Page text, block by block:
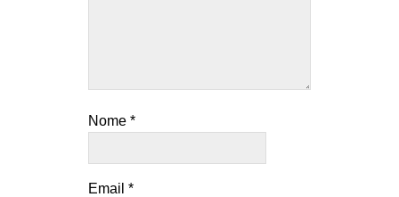
Nome *
Email *